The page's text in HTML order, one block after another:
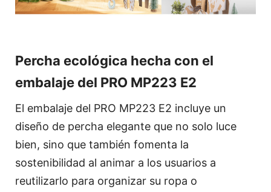
Percha ecológica hecha con el
embalaje del PRO MP223 E2
El embalaje del PRO MP223 E2 incluye un
diseño de percha elegante que no solo luce
bien, sino que también fomenta la
sostenibilidad al animar a los usuarios a
reutilizarlo para organizar su ropa o